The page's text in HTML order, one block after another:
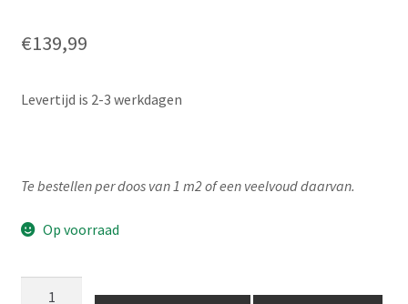
€139,99
Levertijd is 2-3 werkdagen
Te bestellen per doos van 1 m2 of een veelvoud daarvan.
Op voorraad